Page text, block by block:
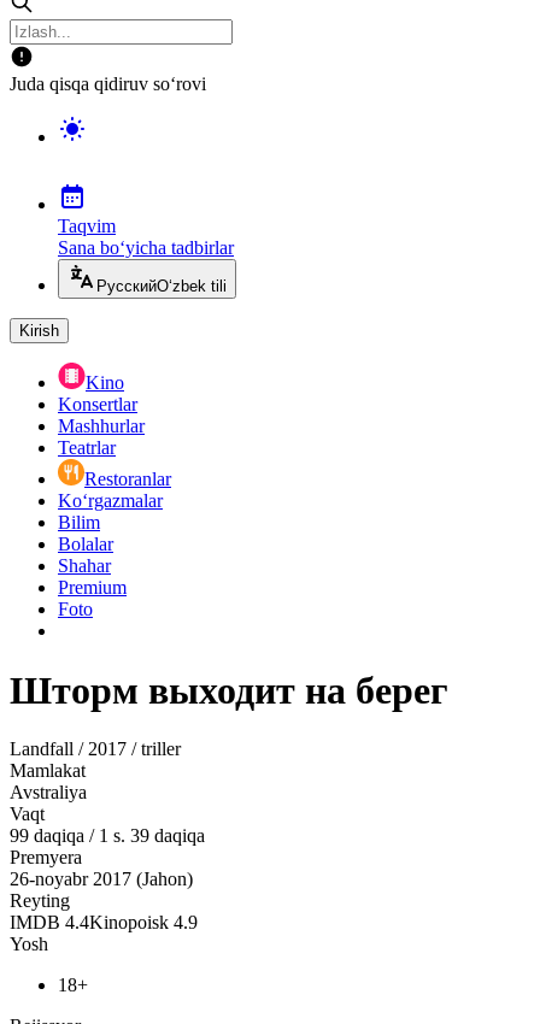
Juda qisqa qidiruv so‘rovi
Taqvim
Sana bo‘yicha tadbirlar
РусскийO‘zbek tili
Kirish
Kino
Konsertlar
Mashhurlar
Teatrlar
Restoranlar
Ko‘rgazmalar
Bilim
Bolalar
Shahar
Premium
Foto
Шторм выходит на берег
Landfall / 2017 / triller
Mamlakat
Avstraliya
Vaqt
99 daqiqa / 1 s. 39 daqiqa
Premyera
26-noyabr 2017 (Jahon)
Reyting
IMDB 4.4Kinopoisk 4.9
Yosh
18+